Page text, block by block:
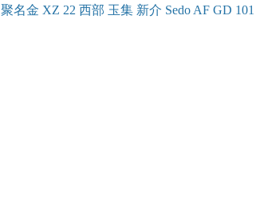
聚名金 XZ 22 西部 玉集 新介 Sedo AF GD 101